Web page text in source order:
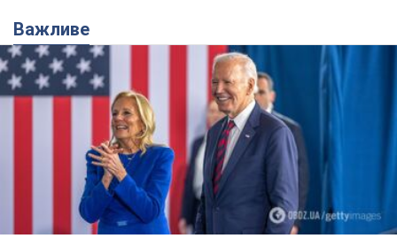
Важливе